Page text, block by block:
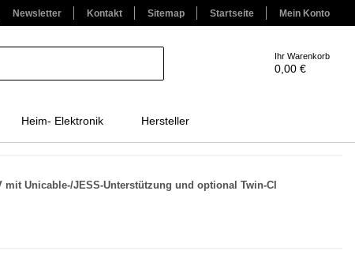
Newsletter Kontakt Sitemap Startseite Mein Konto
Ihr Warenkorb
0,00 €
Heim- Elektronik Hersteller
mit Unicable-/JESS-Unterstützung und optional Twin-CI